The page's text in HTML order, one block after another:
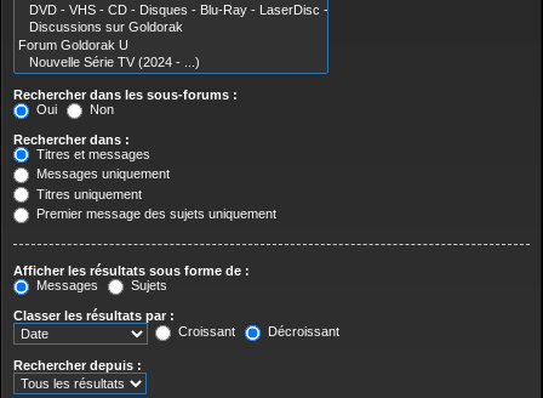
Rechercher dans les sous-forums :
Oui
Non
Rechercher dans :
Titres et messages
Messages uniquement
Titres uniquement
Premier message des sujets uniquement
Afficher les résultats sous forme de :
Messages
Sujets
Classer les résultats par :
Croissant
Décroissant
Rechercher depuis :